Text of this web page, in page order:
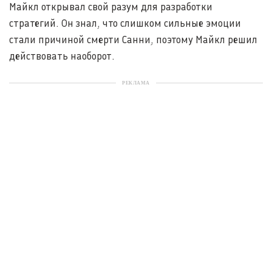
Майкл открывал свой разум для разработки
стратегий. Он знал, что слишком сильные эмоции
стали причиной смерти Санни, поэтому Майкл решил
действовать наоборот.
РЕКЛАМА